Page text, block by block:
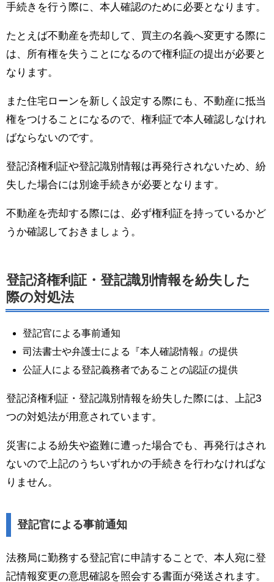
手続きを行う際に、本人確認のために必要となります。
たとえば不動産を売却して、買主の名義へ変更する際に
は、所有権を失うことになるので権利証の提出が必要と
なります。
また住宅ローンを新しく設定する際にも、不動産に抵当
権をつけることになるので、権利証で本人確認しなけれ
ばならないのです。
登記済権利証や登記識別情報は再発行されないため、紛
失した場合には別途手続きが必要となります。
不動産を売却する際には、必ず権利証を持っているかど
うか確認しておきましょう。
登記済権利証・登記識別情報を紛失した
際の対処法
登記官による事前通知
司法書士や弁護士による『本人確認情報』の提供
公証人による登記義務者であることの認証の提供
登記済権利証・登記識別情報を紛失した際には、上記3
つの対処法が用意されています。
災害による紛失や盗難に遭った場合でも、再発行はされ
ないので上記のうちいずれかの手続きを行わなければな
りません。
登記官による事前通知
法務局に勤務する登記官に申請することで、本人宛に登
記情報変更の意思確認を照会する書面が発送されます。